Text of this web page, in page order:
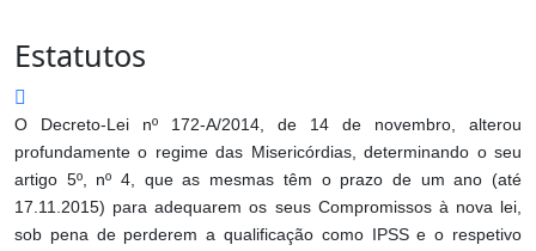
Estatutos
O Decreto-Lei nº 172-A/2014, de 14 de novembro, alterou
profundamente o regime das Misericórdias, determinando o seu
artigo 5º, nº 4, que as mesmas têm o prazo de um ano (até
17.11.2015) para adequarem os seus Compromissos à nova lei,
sob pena de perderem a qualificação como IPSS e o respetivo